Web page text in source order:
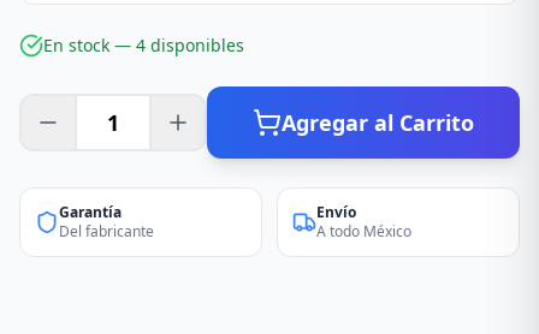
En stock — 4 disponibles
Agregar al Carrito
Garantía
Del fabricante
Envío
A todo México